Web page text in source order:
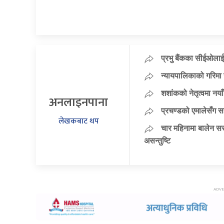
अनलाइनपाना
लेखकबाट थप
प्रभु बैंकका
न्यायपालिकाको
शशांकको नेतृत्वमा
प्रचण्डको एमालेसँग
चार महिनामा बालेन
असन्तुष्टि